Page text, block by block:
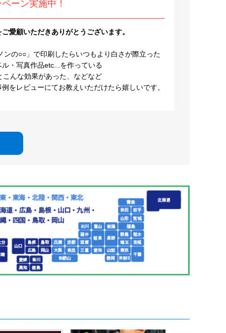
ーン実施中！
愛顧いただきありがとうございます。
ンの○○」で印刷したらいつもより白さが際立った
・写真作品etc...を作っている
こんな効果があった、などなど
をレビューにてお教えいただけたら嬉しいです。